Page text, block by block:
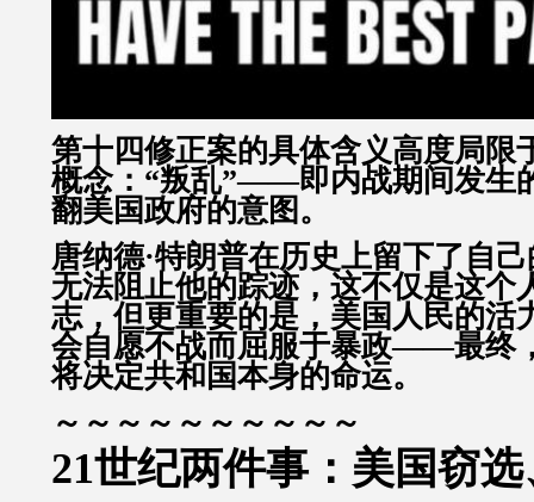
第十四修正案的具体含义高度局限
概念：“叛乱”——即内战期间发生
翻美国政府的意图。
唐纳德·特朗普在历史上留下了自
无法阻止他的踪迹，这不仅是这个
志，但更重要的是，美国人民的活
会自愿不战而屈服于暴政——最终
将决定共和国本身的命运。
～～～～～～～～～～
21世纪两件事：美国窃